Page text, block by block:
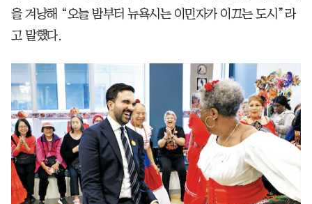
을 겨냥해 “오늘 밤부터 뉴욕시는 이민자가 이끄는 도시”라
고 말했다.